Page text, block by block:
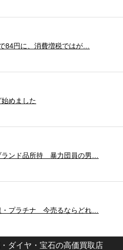
84円に、消費増税ではが…
めました
ランド品所持 暴力団員の男…
・プラチナ 今売るならどれ…
ダイヤ・宝石の高価買取店